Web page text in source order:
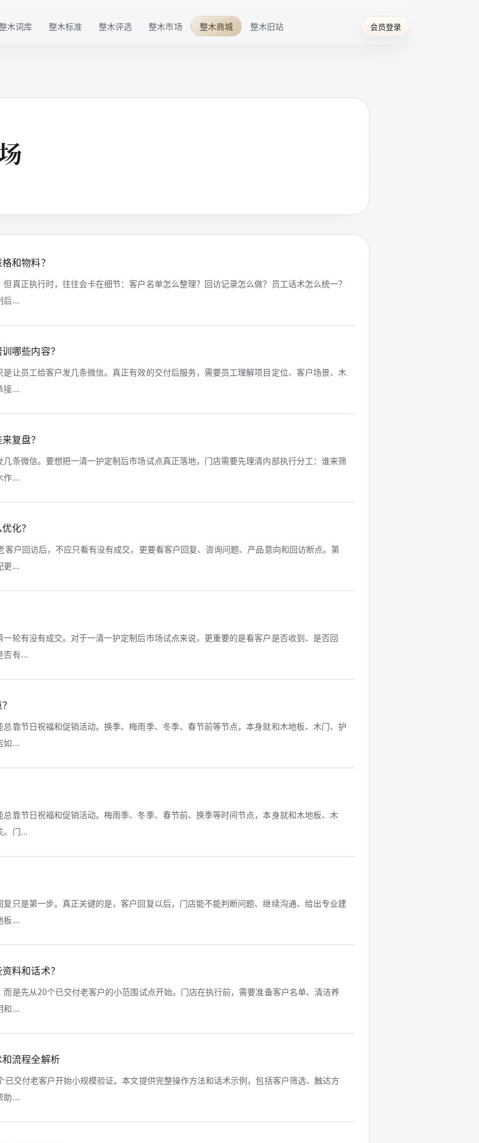
木词库
高定生活
整木标准 整木评选 整木市场 整木商城 整木旧站 会员登录
和物料？
真正执行时，往往会卡在细节：客户名单怎么整理？回访记录怎么做？员工话术怎么统一？
后...
哪些内容？
让员工给客户发几条微信。真正有效的交付后服务，需要员工理解项目定位、客户场景、木
接...
复盘？
条微信。要想把一清一护定制后市场试点真正落地，门店需要先理清内部执行分工：谁来筛
作...
化？
户回访后，不应只看有没有成交，更要看客户回复、咨询问题、产品意向和回访断点。第
更...
轮有没有成交。对于一清一护定制后市场试点来说，更重要的是看客户是否收到、是否回
否有...
靠节日祝福和促销活动。换季、梅雨季、冬季、春节前等节点，本身就和木地板、木门、护
如...
靠节日祝福和促销活动。梅雨季、冬季、春节前、换季等时间节点，本身就和木地板、木
。门...
只是第一步。真正关键的是，客户回复以后，门店能不能判断问题、继续沟通、给出专业建
板...
料和话术？
是先从20个已交付老客户的小范围试点开始。门店在执行前，需要准备客户名单、清洁养
和...
流程全解析
交付老客户开始小规模验证。本文提供完整操作方法和话术示例，包括客户筛选、触达方
助...